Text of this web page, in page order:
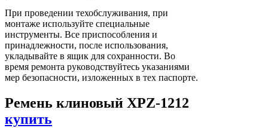
При проведении техобслуживания, при
монтаже используйте специальные
инструменты. Все приспособления и
принадлежности, после использования,
укладывайте в ящик для сохранности. Во
время ремонта руководствуйтесь указаниями
мер безопасности, изложенных в тех паспорте.
Ремень клиновый XPZ-1212
купить